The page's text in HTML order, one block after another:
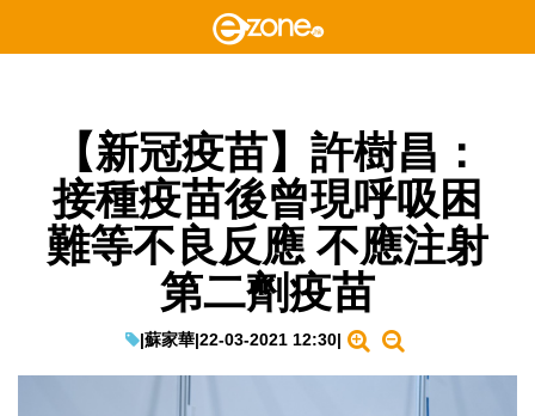
【新冠疫苗】許樹昌：
接種疫苗後曾現呼吸困
難等不良反應 不應注射
第二劑疫苗
|蘇家華|22-03-2021 12:30|